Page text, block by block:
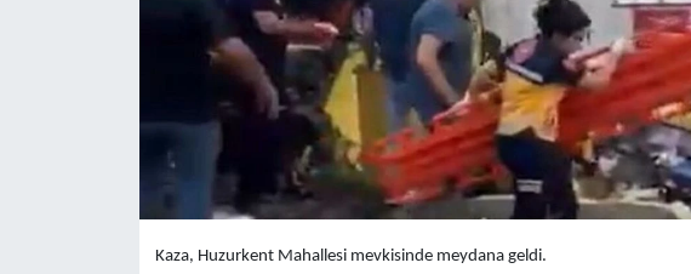
Kaza, Huzurkent Mahallesi mevkisinde meydana geldi.